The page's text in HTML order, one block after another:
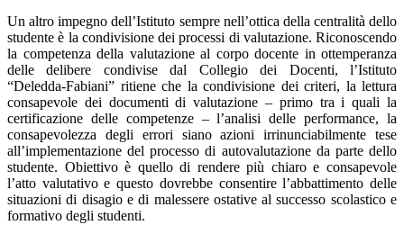
Un altro impegno dell’Istituto sempre nell’ottica della centralità dello
studente è la condivisione dei processi di valutazione. Riconoscendo
la competenza della valutazione al corpo docente in ottemperanza
delle delibere condivise dal Collegio dei Docenti, l’Istituto
“Deledda-Fabiani” ritiene che la condivisione dei criteri, la lettura
consapevole dei documenti di valutazione – primo tra i quali la
certificazione delle competenze – l’analisi delle performance, la
consapevolezza degli errori siano azioni irrinunciabilmente tese
all’implementazione del processo di autovalutazione da parte dello
studente. Obiettivo è quello di rendere più chiaro e consapevole
l’atto valutativo e questo dovrebbe consentire l’abbattimento delle
situazioni di disagio e di malessere ostative al successo scolastico e
formativo degli studenti.